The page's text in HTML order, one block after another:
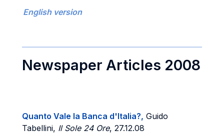
English version
Newspaper Articles 2008
Quanto Vale la Banca d'Italia?, Guido
Tabellini, Il Sole 24 Ore, 27.12.08